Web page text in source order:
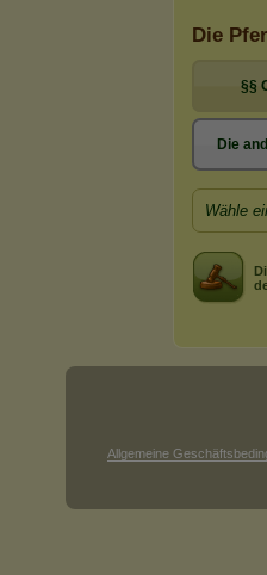
Die
§§
Die
Wähle
Allgemeine